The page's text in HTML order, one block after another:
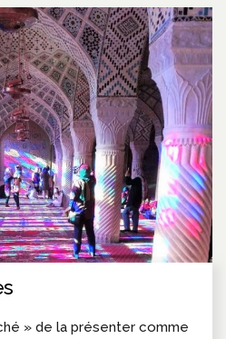
» de la présenter comme